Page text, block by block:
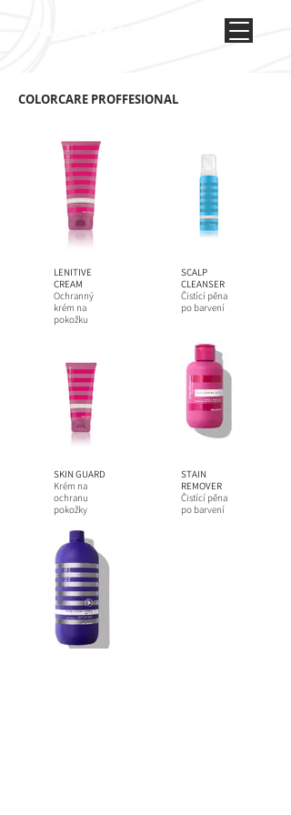
COLORCARE PROFFESIONAL
LENITIVE
CREAM
Ochranný
krém na
pokožku
SCALP
CLEANSER
Čistící pěna
po barvení
SKIN GUARD
Krém na
ochranu
pokožky
STAIN
REMOVER
Čistící pěna
po barvení